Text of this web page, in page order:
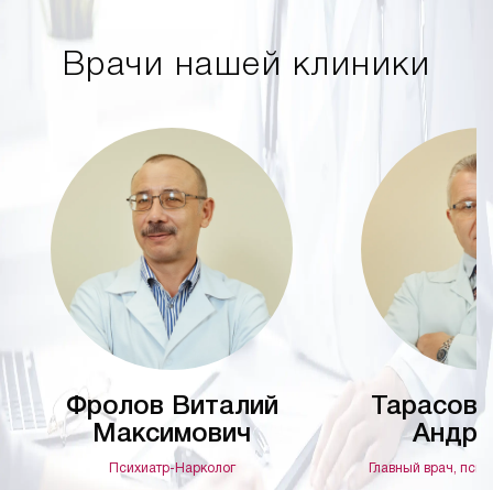
Врачи нашей клиники
Фролов Виталий
Максимович
Психиатр-Нарколог
Тарасов
Главный врач,